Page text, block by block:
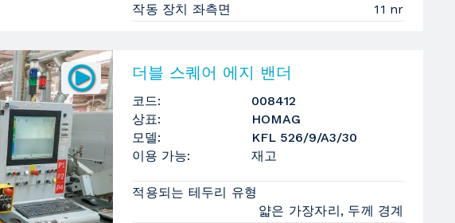
작동 장치 좌측면
11 nr
더블 스퀘어 에지 밴더
코드:
008412
상표:
HOMAG
모델:
KFL 526/9/A3/30
이용 가능:
재고
적용되는 테두리 유형
얇은 가장자리, 두께 경계